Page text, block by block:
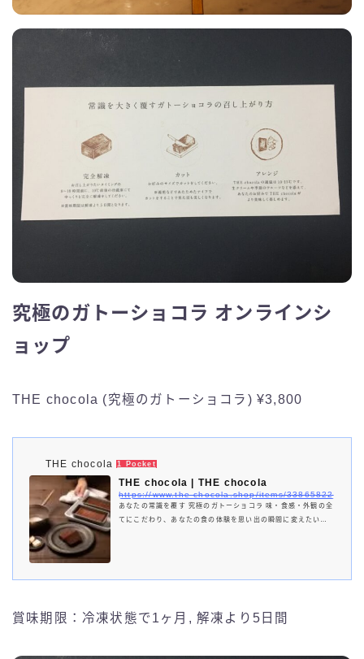
究極のガトーショコラ オンラインシ
ョップ
THE chocola (究極のガトーショコラ) ¥3,800
THE chocola 1 Pocket
THE chocola | THE chocola
https://www.the-chocola.shop/items/33865822
あなたの常識を覆す 究極のガトーショコラ 味・食感・外観の全
てにこだわり、あなたの食の体験を思い出の瞬間に変えたい。
賞味期限：冷凍状態で1ヶ月, 解凍より5日間